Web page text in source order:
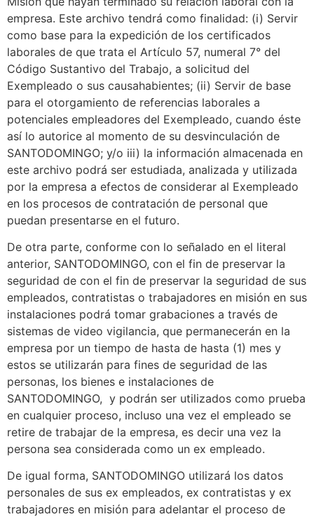
empresa. Este archivo tendrá como finalidad: (i) Servir
como base para la expedición de los certificados
laborales de que trata el Artículo 57, numeral 7° del
Código Sustantivo del Trabajo, a solicitud del
Exempleado o sus causahabientes; (ii) Servir de base
para el otorgamiento de referencias laborales a
potenciales empleadores del Exempleado, cuando éste
así lo autorice al momento de su desvinculación de
SANTODOMINGO; y/o iii) la información almacenada en
este archivo podrá ser estudiada, analizada y utilizada
por la empresa a efectos de considerar al Exempleado
en los procesos de contratación de personal que
puedan presentarse en el futuro.
De otra parte, conforme con lo señalado en el literal
anterior, SANTODOMINGO, con el fin de preservar la
seguridad de con el fin de preservar la seguridad de sus
empleados, contratistas o trabajadores en misión en sus
instalaciones podrá tomar grabaciones a través de
sistemas de video vigilancia, que permanecerán en la
empresa por un tiempo de hasta de hasta (1) mes y
estos se utilizarán para fines de seguridad de las
personas, los bienes e instalaciones de
SANTODOMINGO, y podrán ser utilizados como prueba
en cualquier proceso, incluso una vez el empleado se
retire de trabajar de la empresa, es decir una vez la
persona sea considerada como un ex empleado.
De igual forma, SANTODOMINGO utilizará los datos
personales de sus ex empleados, ex contratistas y ex
trabajadores en misión para adelantar el proceso de